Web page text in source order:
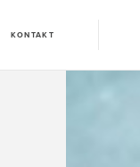
KONTAKT